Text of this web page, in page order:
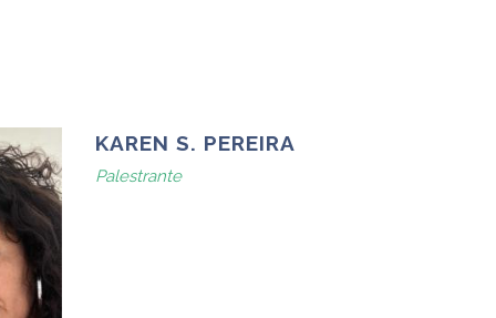
KAREN S. PEREIRA
Palestrante